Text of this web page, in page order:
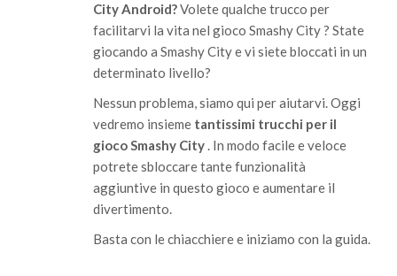
City Android?Volete qualche trucco per
facilitarvi la vita nel gioco Smashy City ? State
giocando a Smashy City e vi siete bloccati in un
determinato livello?
Nessun problema, siamo qui per aiutarvi. Oggi
vedremo insieme tantissimi trucchi per il
gioco Smashy City. In modo facile e veloce
potrete sbloccare tante funzionalità
aggiuntive in questo gioco e aumentare il
divertimento.
Basta con le chiacchiere e iniziamo con la guida.